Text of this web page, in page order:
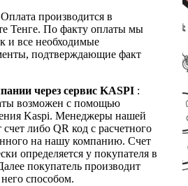
производится в
Тенге. По факту оплаты мы
и все необходимые
подтверждающие факт
через сервис KASPI :
возможен с помощью
Kaspi. Менеджеры нашей
либо QR код с расчетного
на нашу компанию. Счет
определяется у покупателя в
покупатель производит
способом.